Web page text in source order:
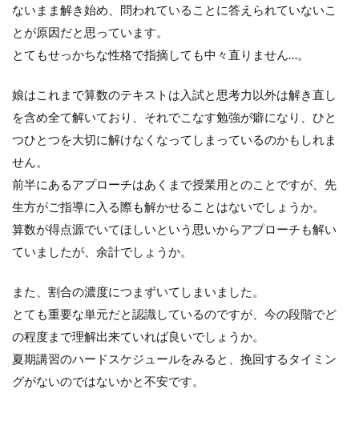
ないまま解き始め、問われていることに答えられていないこ
とが原因だと思っています。
とてもせっかちな性格で指摘しても中々直りません…。
娘はこれまで算数のテキストは入試と思考力以外は解き直し
を含め全て解いており、それでこなす勉強が癖になり、ひと
つひとつを大切に解けなくなってしまっているのかもしれま
せん。
前半にあるアプローチはあくまで授業用とのことですが、先
生方がご指導に入る際も解かせることはないでしょうか。
算数が得点源でいてほしいという思いからアプローチも解い
ていましたが、余計でしょうか。
また、割合の濃度につまずいてしまいました。
とても重要な単元だと認識しているのですが、今の段階でど
の程度まで理解出来ていれば良いでしょうか。
夏期講習のハードスケジュールをみると、挽回するタイミン
グがないのではないかと不安です。